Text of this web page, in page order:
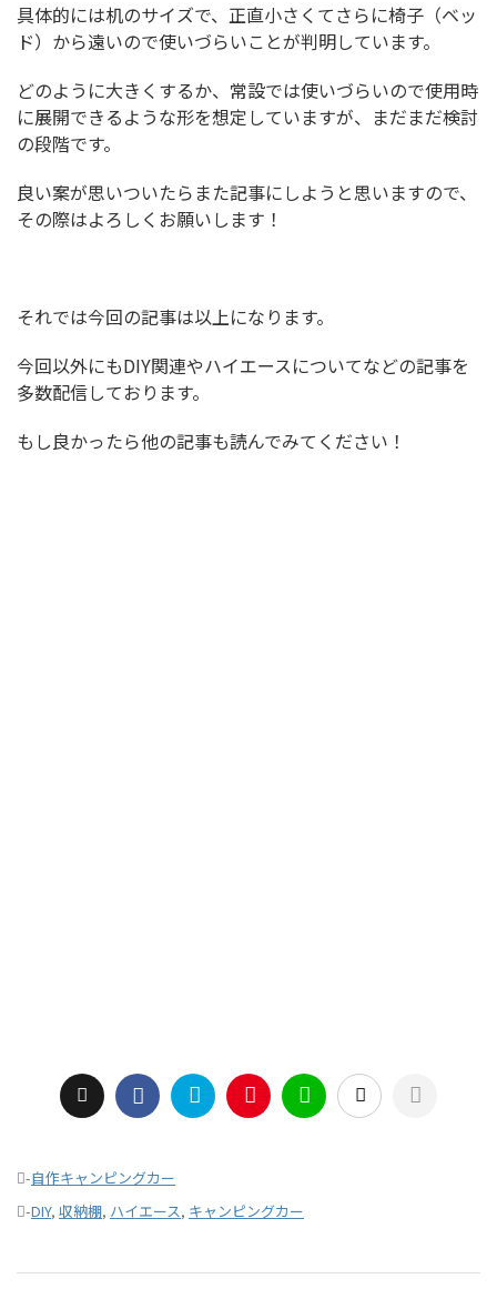
具体的には机のサイズで、正直小さくてさらに椅子（ベッ
ド）から遠いので使いづらいことが判明しています。
どのように大きくするか、常設では使いづらいので使用時
に展開できるような形を想定していますが、まだまだ検討
の段階です。
良い案が思いついたらまた記事にしようと思いますので、
その際はよろしくお願いします！
それでは今回の記事は以上になります。
今回以外にもDIY関連やハイエースについてなどの記事を
多数配信しております。
もし良かったら他の記事も読んでみてください！
-自作キャンピングカー
-DIY, 収納棚, ハイエース, キャンピングカー